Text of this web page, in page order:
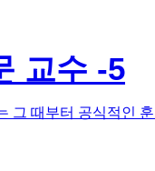
교수 -5
때부터 공식적인